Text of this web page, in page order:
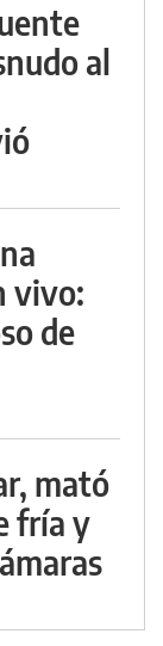
al
vivo:
de
mató
fría y